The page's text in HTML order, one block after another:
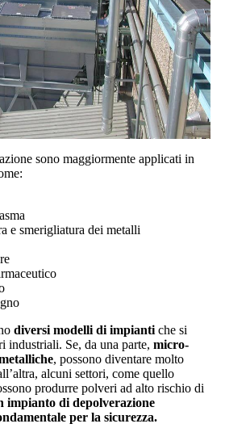
sono maggiormente applicati in
e smerigliatura dei metalli
diversi modelli di impianti che si
industriali. Se, da una parte, micro-
, possono diventare molto
alcuni settori, come quello
produrre polveri ad alto rischio di
impianto di depolverazione
per la sicurezza.